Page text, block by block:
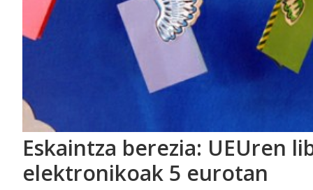
Eskaintza berezia: UEUren
elektronikoak 5 eurotan